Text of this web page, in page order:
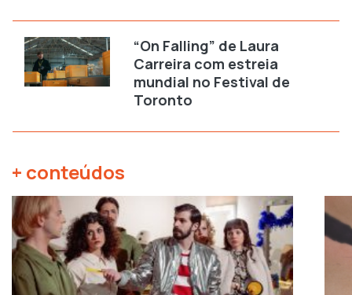
“On Falling” de Laura
Carreira com estreia
mundial no Festival de
Toronto
+ conteúdos